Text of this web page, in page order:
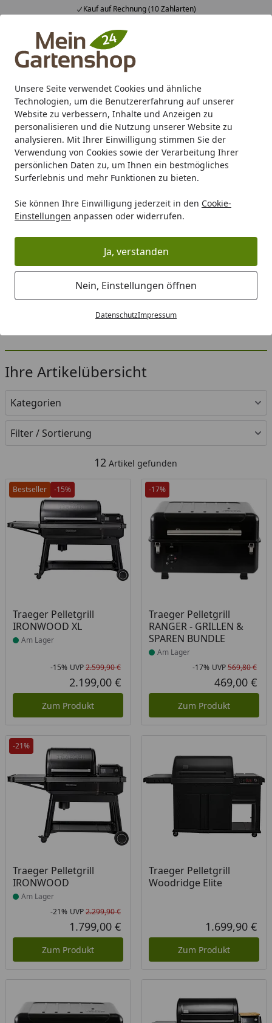
Unsere Seite verwendet Cookies und ähnliche
Technologien, um die Benutzererfahrung auf unserer
Website zu verbessern, Inhalte und Anzeigen zu
personalisieren und die Nutzung unserer Website zu
analysieren. Mit Ihrer Einwilligung stimmen Sie der
Verwendung von Cookies sowie der Verarbeitung Ihrer
persönlichen Daten zu, um Ihnen ein bestmögliches
Surferlebnis und mehr Funktionen zu bieten.
Sie können Ihre Einwilligung jederzeit in den Cookie-
Einstellungen anpassen oder widerrufen.
Ja, verstanden
Nein, Einstellungen öffnen
DatenschutzImpressum
Kauf auf Rechnung (10 Zahlarten)
Alle Produkte
Mein Konto
Suchen
Karibu Pools inkl. gratis Sandfilteranlage & Pool-
Starterset (Gesamtwert bis 468,99€)
Startseite
Grill Grill Marken Traeger Traeger Pelletgrill
Traeger Pelletgrill
Wählen Sie Ihre Wunschkategorie
Ihre Artikelübersicht
Kategorien
Filter / Sortierung
12 Artikel gefunden
Bestseller -15%
Traeger Pelletgrill
IRONWOOD XL
Produkt am Lager
Am Lager
Rabatt in Prozent
-15%
Ursprünglicher Preis
UVP2.599,90 €
Aktueller Preis
2.199,00 €
Zum Produkt
-17%
Traeger Pelletgrill
RANGER - GRILLEN &
SPAREN BUNDLE
Produkt am Lager
Am Lager
-17% UVP569,80 €
469,00 €
Zum Produkt
-21%
Traeger Pelletgrill
IRONWOOD
Produkt am Lager
Am Lager
Rabatt in Prozent
-21%
Ursprünglicher Preis
UVP2.299,90 €
Aktueller Preis
1.799,00 €
Zum Produkt
Traeger Pelletgrill
Woodridge Elite
1.699,90 €
Zum Produkt